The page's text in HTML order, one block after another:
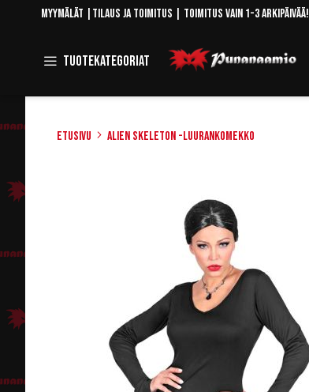
Skip
Myymälät Tilaus ja toimitus | Toimitus vain 1-3 arkipäivää!
Tuotekategoriat Toggle
Navigation
Etusivu Alien Skeleton -luurankomekko